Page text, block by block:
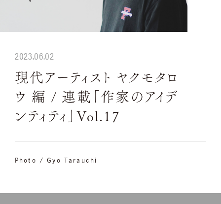
2023.06.02
現代アーティスト ヤクモタロ
ウ 編 / 連載「作家のアイデ
ンティティ」Vol.17
Photo / Gyo Tarauchi